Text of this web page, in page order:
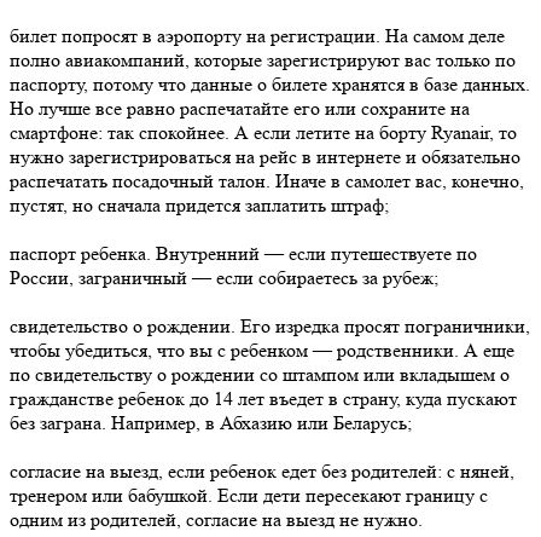
билет попросят в аэропорту на регистрации. На самом деле
полно авиакомпаний, которые зарегистрируют вас только по
паспорту, потому что данные о билете хранятся в базе данных.
Но лучше все равно распечатайте его или сохраните на
смартфоне: так спокойнее. А если летите на борту Ryanair, то
нужно зарегистрироваться на рейс в интернете и обязательно
распечатать посадочный талон. Иначе в самолет вас, конечно,
пустят, но сначала придется заплатить штраф;
паспорт ребенка. Внутренний — если путешествуете по
России, заграничный — если собираетесь за рубеж;
свидетельство о рождении. Его изредка просят пограничники,
чтобы убедиться, что вы с ребенком — родственники. А еще
по свидетельству о рождении со штампом или вкладышем о
гражданстве ребенок до 14 лет въедет в страну, куда пускают
без заграна. Например, в Абхазию или Беларусь;
согласие на выезд, если ребенок едет без родителей: с няней,
тренером или бабушкой. Если дети пересекают границу с
одним из родителей, согласие на выезд не нужно.